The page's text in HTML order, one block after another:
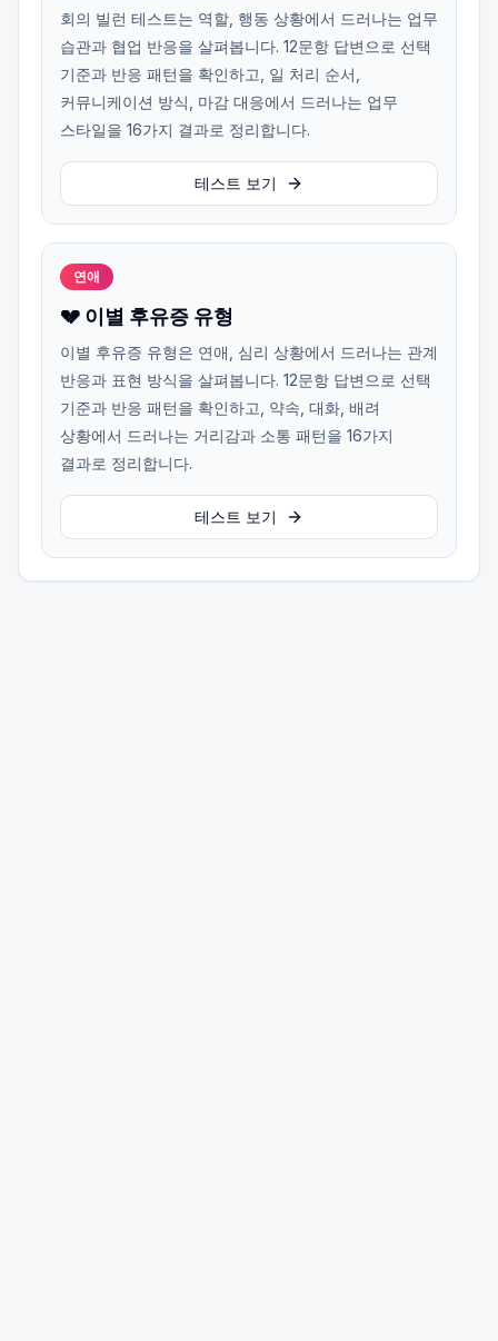
회의 빌런 테스트는 역할, 행동 상황에서 드러나는 업무
습관과 협업 반응을 살펴봅니다. 12문항 답변으로 선택
기준과 반응 패턴을 확인하고, 일 처리 순서,
커뮤니케이션 방식, 마감 대응에서 드러나는 업무
스타일을 16가지 결과로 정리합니다.
테스트 보기
연애
💔 이별 후유증 유형
이별 후유증 유형은 연애, 심리 상황에서 드러나는 관계
반응과 표현 방식을 살펴봅니다. 12문항 답변으로 선택
기준과 반응 패턴을 확인하고, 약속, 대화, 배려
상황에서 드러나는 거리감과 소통 패턴을 16가지
결과로 정리합니다.
테스트 보기